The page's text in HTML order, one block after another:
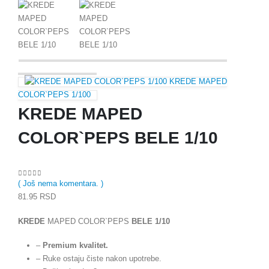
KREDE MAPED
COLOR`PEPS 1/100
KREDE MAPED
COLOR`PEPS BELE 1/10
0 out of 5
( Još nema komentara. )
81.95 RSD
KREDE MAPED COLOR`PEPS BELE 1/10
– Premium kvalitet.
– Ruke ostaju čiste nakon upotrebe.